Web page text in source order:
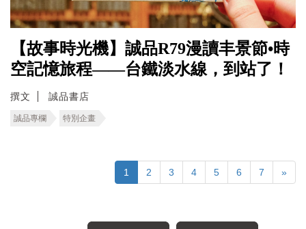
【故事時光機】誠品R79漫讀丰景節•時
空記憶旅程――台鐵淡水線，到站了！
撰文 誠品書店
誠品專欄 特別企畫
1 2 3 4 5 6 7 »